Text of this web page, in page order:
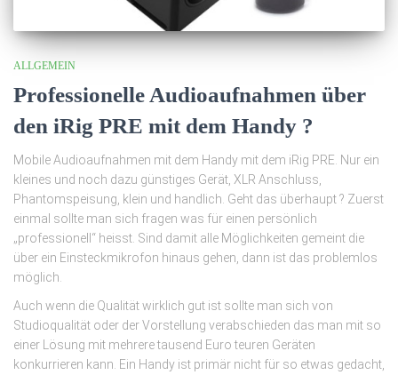
ALLGEMEIN
Professionelle Audioaufnahmen über
den iRig PRE mit dem Handy ?
Mobile Audioaufnahmen mit dem Handy mit dem iRig PRE. Nur ein
kleines und noch dazu günstiges Gerät, XLR Anschluss,
Phantomspeisung, klein und handlich. Geht das überhaupt ? Zuerst
einmal sollte man sich fragen was für einen persönlich
„professionell“ heisst. Sind damit alle Möglichkeiten gemeint die
über ein Einsteckmikrofon hinaus gehen, dann ist das problemlos
möglich.
Auch wenn die Qualität wirklich gut ist sollte man sich von
Studioqualität oder der Vorstellung verabschieden das man mit so
einer Lösung mit mehrere tausend Euro teuren Geräten
konkurrieren kann. Ein Handy ist primär nicht für so etwas gedacht,